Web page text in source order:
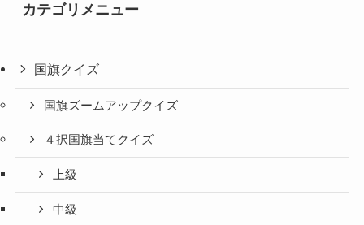
カテゴリメニュー
国旗クイズ
国旗ズームアップクイズ
４択国旗当てクイズ
上級
中級